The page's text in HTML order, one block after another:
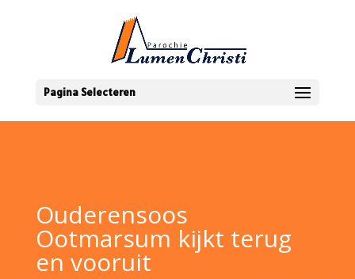
Pagina Selecteren
Ouderensoos
Ootmarsum kijkt terug
en vooruit